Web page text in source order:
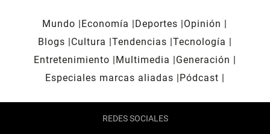
Mundo Economía Deportes
Opinión
Blogs
Cultura Tendencias Tecnología
Entretenimiento
Multimedia
Generación
Especiales marcas aliadas
Pódcast
REDES SOCIALES